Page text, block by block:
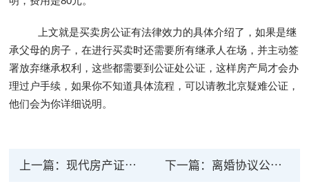
上文就是买卖房公证有法律效力的具体介绍了，如果是继
承父母的房子，在进行买卖时还需要所有继承人在场，并主动签
署放弃继承权利，这些都需要到公证处公证，这样房产局才会办
理过户手续，如果你不知道具体流程，可以请教北京疑难公证，
他们会为你详细说明。
上一篇：现代房产证公证有法律效力吗 你真的了解吗 下一篇： 离婚协议公证了有法律责任吗？离婚协议公证流程